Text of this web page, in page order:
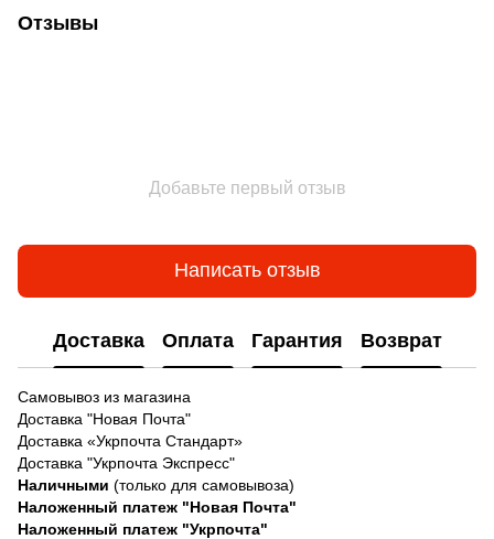
Отзывы
Добавьте первый отзыв
Написать отзыв
Доставка Оплата Гарантия Возврат
Самовывоз из магазина
Доставка "Новая Почта"
Доставка «Укрпочта Стандарт»
Доставка "Укрпочта Экспресс"
Наличными (только для самовывоза)
Наложенный платеж "Новая Почта"
Наложенный платеж "Укрпочта"